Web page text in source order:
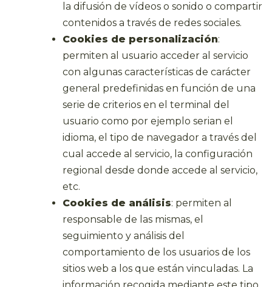
la difusión de vídeos o sonido o compartir
contenidos a través de redes sociales.
Cookies de personalización:
permiten al usuario acceder al servicio
con algunas características de carácter
general predefinidas en función de una
serie de criterios en el terminal del
usuario como por ejemplo serian el
idioma, el tipo de navegador a través del
cual accede al servicio, la configuración
regional desde donde accede al servicio,
etc.
Cookies de análisis: permiten al
responsable de las mismas, el
seguimiento y análisis del
comportamiento de los usuarios de los
sitios web a los que están vinculadas. La